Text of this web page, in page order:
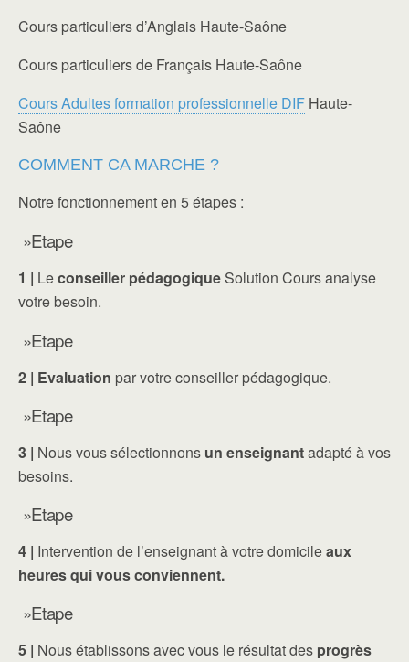
Cours particuliers d’Anglais Haute-Saône
Cours particuliers de Français Haute-Saône
Cours Adultes formation professionnelle DIF Haute-
Saône
COMMENT CA MARCHE ?
Notre fonctionnement en 5 étapes :
»Etape
1 | Leconseiller pédagogique Solution Cours analyse
votre besoin.
»Etape
2 | Evaluation par votre conseiller pédagogique.
»Etape
3 | Nous vous sélectionnons un enseignantadapté à vos
besoins.
»Etape
4 | Intervention de l’enseignant à votre domicileaux
heures qui vous conviennent.
»Etape
5 | Nous établissons avec vous le résultat des progrès